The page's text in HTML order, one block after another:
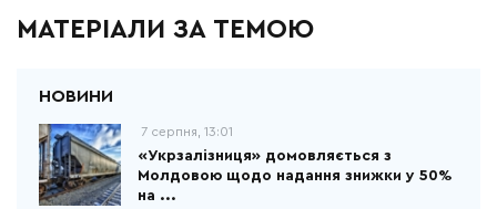
МАТЕРІАЛИ ЗА ТЕМОЮ
7 серпня, 13:01
«Укрзалізниця» домовляється з
Молдовою щодо надання знижки у 50%
на ...